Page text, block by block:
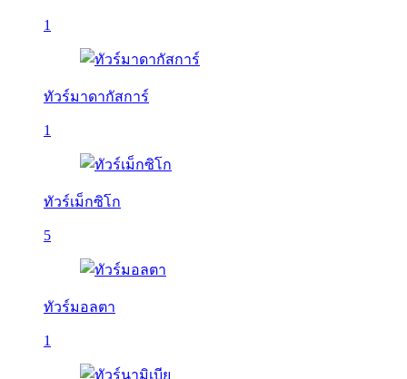
1
ทัวร์มาดากัสการ์
1
ทัวร์เม็กซิโก
5
ทัวร์มอลตา
1